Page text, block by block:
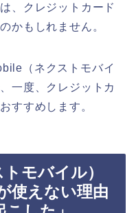
、クレジットカード
かもしれません。
（ネクストモバイ
一度、クレジットカ
すすめします。
モバイル）
使えない理由